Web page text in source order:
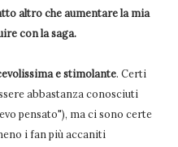
altro che aumentare la mia
con la saga.
e stimolante. Certi
abbastanza conosciuti
pensato"), ma ci sono certe
i fan più accaniti